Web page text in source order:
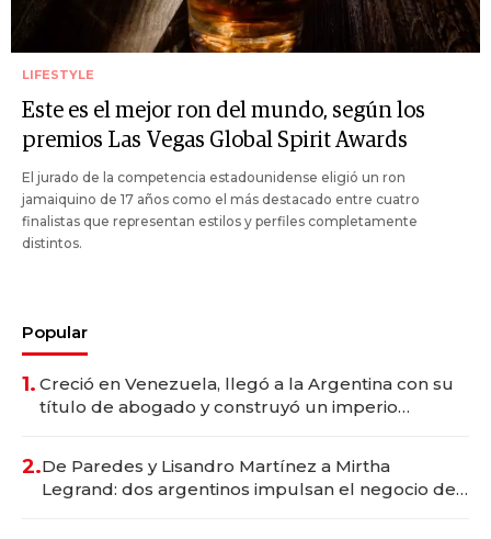
LIFESTYLE
Este es el mejor ron del mundo, según los
premios Las Vegas Global Spirit Awards
El jurado de la competencia estadounidense eligió un ron
jamaiquino de 17 años como el más destacado entre cuatro
finalistas que representan estilos y perfiles completamente
distintos.
Popular
1. Creció en Venezuela, llegó a la Argentina con su
título de abogado y construyó un imperio
2.De Paredes y Lisandro Martínez a Mirtha
Legrand: dos argentinos impulsan el negocio del